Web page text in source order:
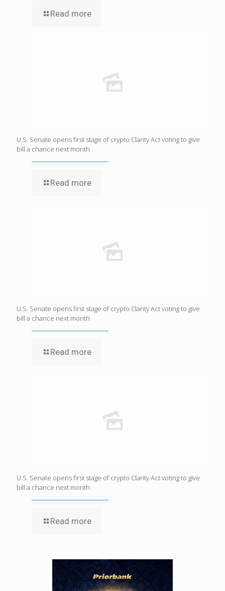
Read more
U.S. Senate opens first stage of crypto Clarity Act voting to give
bill a chance next month
Read more
U.S. Senate opens first stage of crypto Clarity Act voting to give
bill a chance next month
Read more
U.S. Senate opens first stage of crypto Clarity Act voting to give
bill a chance next month
Read more